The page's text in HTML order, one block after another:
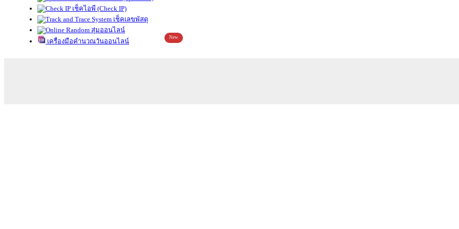
เช็คไอพี (Check IP)
เช็คเลขพัสดุ
สุ่มออนไลน์
เครื่องมือคำนวณวันออนไลน์
New